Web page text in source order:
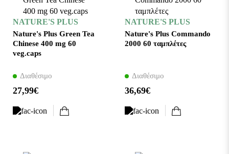
NATURE'S PLUS
Nature's Plus Green Tea
Chinese 400 mg 60
veg.caps
Διαθέσιμο
27,99€
NATURE'S PLUS
Nature's Plus Commando
2000 60 ταμπλέτες
Διαθέσιμο
36,69€